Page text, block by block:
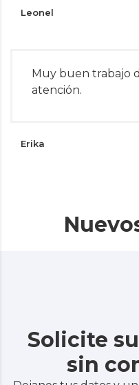
Leonel
Muy buen trabajo
atención.
Erika
Solicite
sin